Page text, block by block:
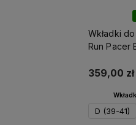
Wkładki
Run Pacer
359,00 zł
D (39-41)